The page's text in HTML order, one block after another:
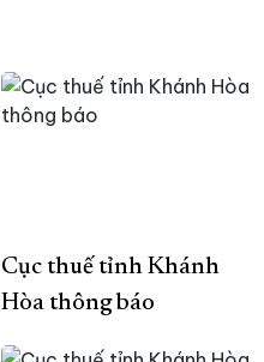
Cục thuế tỉnh Khánh
Hòa thông báo